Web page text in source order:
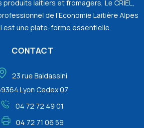
laitiers et fromagers, Le CRIEL,
de l'Economie Laitière Alpes
est une plate-forme essentielle.
CONTACT
23 rue Baldassini
Lyon Cedex 07
04 72 72 49 01
04 72 71 06 59